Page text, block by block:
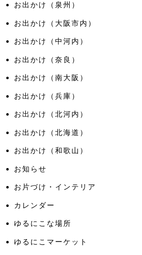
お出かけ（泉州）
お出かけ（大阪市内）
お出かけ（中河内）
お出かけ（奈良）
お出かけ（南大阪）
お出かけ（兵庫）
お出かけ（北河内）
お出かけ（北海道）
お出かけ（和歌山）
お知らせ
お片づけ・インテリア
カレンダー
ゆるにこな場所
ゆるにこマーケット